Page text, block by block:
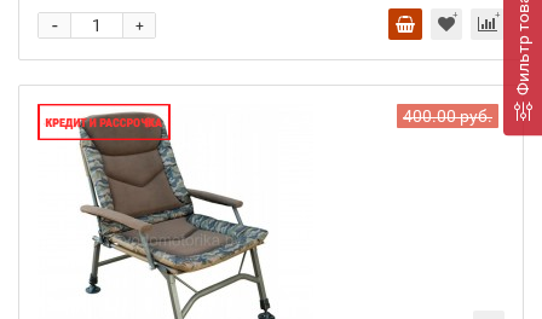
Фильтр товаров
+
-
400.00 руб.